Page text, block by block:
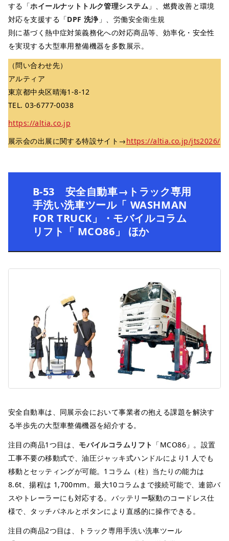
する「ホイールナットトルク管理システム 」、燃費改善と環境
対応を支援する「DPF 洗浄」、労働安全衛生規
則に基づく熱中症対策義務化への対応商品等、効率化・安全性
を実現する大型車用整備機器を多数展示。
（問い合わせ先）
アルティア
東京都中央区晴海1-8-12
TEL. 03-6777-0038
https://altia.co.jp
展示会の出展に関する特設サイト→https://altia.co.jp/jts2026/
B-53 安全自動車→トラック専用
手洗い洗車ツール「 WASHMAN
FOR TRUCK」・モバイルコラム
リフト「 MCO86」 ほか
安全自動車は、同展示会において事業者の抱える課題を解決す
る半歩先の大型車整備機器を紹介する。
注目の商品1つ目は、 モバイルコラムリフト 「MCO86」。設置
工事不要の移動式で、油圧ジャッキ式ハンドルにより1 人でも
移動とセッティングが可能。1コラム（柱）当たりの能力は
8.6t、揚程は 1,700mm。最大10コラムまで接続可能で、連節バ
スやトレーラーにも対応する。バッテリー駆動のコードレス仕
様で、タッチパネルとボタンにより直感的に操作できる。
注目の商品2つ目は、トラック専用手洗い洗車ツール